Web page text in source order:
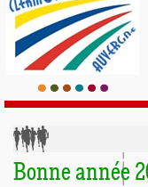
Bonne année